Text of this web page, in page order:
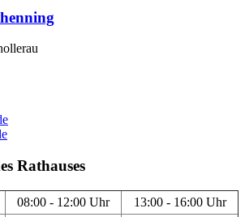
Rathauses
08:00 - 12:00 Uhr
13:00 - 16:00 Uhr